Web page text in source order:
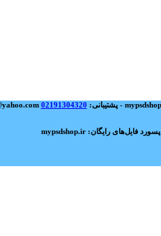
02191304320
پسورد فایل‌های رایگان: mypsdshop.ir